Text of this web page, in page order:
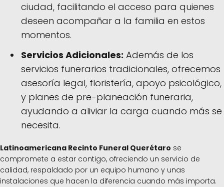
ciudad, facilitando el acceso para quienes
deseen acompañar a la familia en estos
momentos.
Servicios Adicionales: Además de los
servicios funerarios tradicionales, ofrecemos
asesoría legal, floristería, apoyo psicológico,
y planes de pre-planeación funeraria,
ayudando a aliviar la carga cuando más se
necesita.
Latinoamericana Recinto Funeral Querétaro se
compromete a estar contigo, ofreciendo un servicio de
calidad, respaldado por un equipo humano y unas
instalaciones que hacen la diferencia cuando más importa.